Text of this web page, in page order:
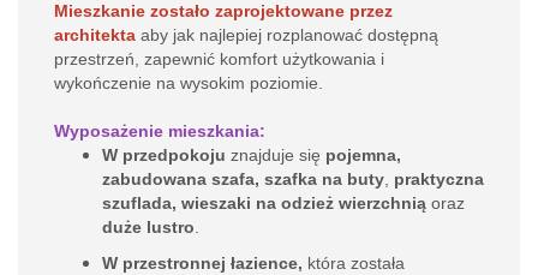
Mieszkanie zostało zaprojektowane przez
architekta aby jak najlepiej rozplanować dostępną
przestrzeń, zapewnić komfort użytkowania i
wykończenie na wysokim poziomie.
Wyposażenie mieszkania:
W przedpokoju znajduje się pojemna,
zabudowana szafa, szafka na buty praktyczna
szuflada, wieszaki na odzież wierzchnią oraz
duże lustro
W przestronnej łazience, która została